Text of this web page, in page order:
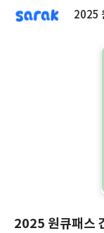
sarak
2025 원큐패스